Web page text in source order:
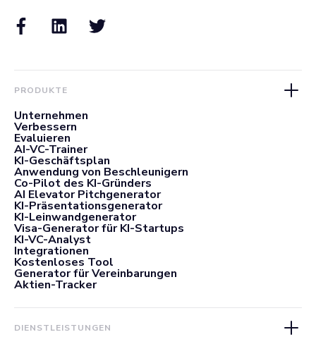
PRODUKTE
Unternehmen
Verbessern
Evaluieren
AI-VC-Trainer
KI-Geschäftsplan
Anwendung von Beschleunigern
Co-Pilot des KI-Gründers
AI Elevator Pitchgenerator
KI-Präsentationsgenerator
KI-Leinwandgenerator
Visa-Generator für KI-Startups
KI-VC-Analyst
Integrationen
Kostenloses Tool
Generator für Vereinbarungen
Aktien-Tracker
DIENSTLEISTUNGEN